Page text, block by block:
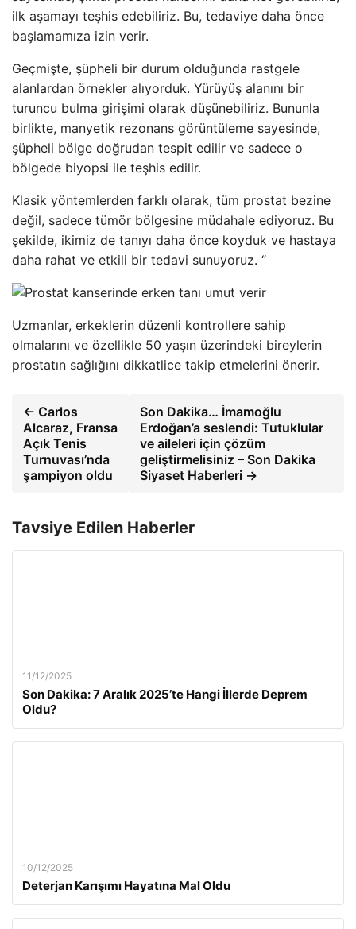
ilk aşamayı teşhis edebiliriz. Bu, tedaviye daha önce
başlamamıza izin verir.
Geçmişte, şüpheli bir durum olduğunda rastgele
alanlardan örnekler alıyorduk. Yürüyüş alanını bir
turuncu bulma girişimi olarak düşünebiliriz. Bununla
birlikte, manyetik rezonans görüntüleme sayesinde,
şüpheli bölge doğrudan tespit edilir ve sadece o
bölgede biyopsi ile teşhis edilir.
Klasik yöntemlerden farklı olarak, tüm prostat bezine
değil, sadece tümör bölgesine müdahale ediyoruz. Bu
şekilde, ikimiz de tanıyı daha önce koyduk ve hastaya
daha rahat ve etkili bir tedavi sunuyoruz. “
Uzmanlar, erkeklerin düzenli kontrollere sahip
olmalarını ve özellikle 50 yaşın üzerindeki bireylerin
prostatın sağlığını dikkatlice takip etmelerini önerir.
← Carlos
Alcaraz, Fransa
Açık Tenis
Turnuvası’nda
şampiyon oldu
Son Dakika… İmamoğlu
Erdoğan’a seslendi: Tutuklular
ve aileleri için çözüm
geliştirmelisiniz – Son Dakika
Siyaset Haberleri →
Tavsiye Edilen Haberler
11/12/2025
Son Dakika: 7 Aralık 2025’te Hangi İllerde Deprem
Oldu?
10/12/2025
Deterjan Karışımı Hayatına Mal Oldu